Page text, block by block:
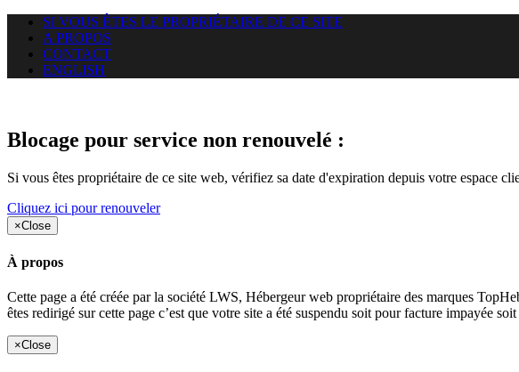
SI VOUS ÊTES LE PROPRIÉTAIRE DE CE SITE
A PROPOS
CONTACT
ENGLISH
Blocage pour service non renouvelé :
Si vous êtes propriétaire de ce site web, vérifiez sa date d'expiration depuis votre espace
Cliquez ici pour renouveler
×Close
À propos
Cette page a été créée par la société LWS, Hébergeur web propriétaire des marques
êtes redirigé sur cette page c’est que votre site a été suspendu soit pour facture impayée
×Close